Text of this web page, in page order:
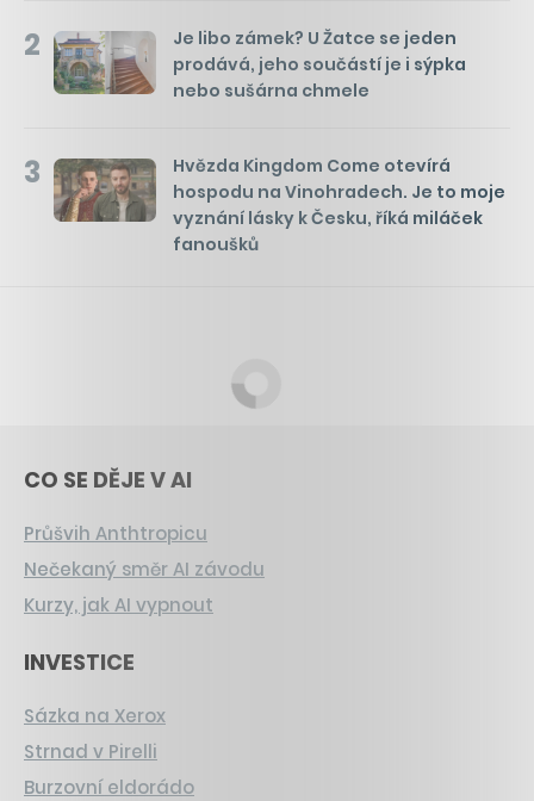
2
Je libo zámek? U Žatce se jeden
prodává, jeho součástí je i sýpka
nebo sušárna chmele
3
Hvězda Kingdom Come otevírá
hospodu na Vinohradech. Je to moje
vyznání lásky k Česku, říká miláček
fanoušků
CO SE DĚJE V AI
Průšvih Anthtropicu
Nečekaný směr AI závodu
Kurzy, jak AI vypnout
INVESTICE
Sázka na Xerox
Strnad v Pirelli
Burzovní eldorádo